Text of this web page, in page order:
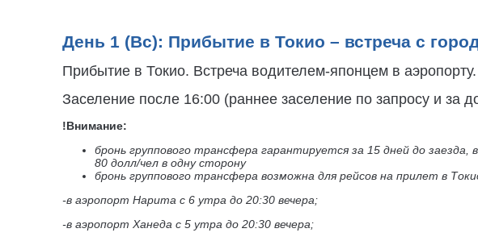
День 1 (Вс): Прибытие в Токио – встреча с
Прибытие в Токио. Встреча водителем-японцем в
Заселение после 16:00 (раннее заселение по запросу и за
!Внимание:
бронь группового трансфера гарантируется за 15 дней до
80 долл/чел в одну сторону
бронь группового трансфера возможна для рейсов на прилет в
-в аэропорт Нарита с 6 утра до 20:30 вечера;
-в аэропорт Ханеда с 5 утра до 20:30 вечера;